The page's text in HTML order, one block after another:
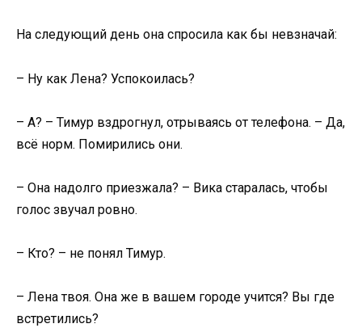
На следующий день она спросила как бы невзначай:
– Ну как Лена? Успокоилась?
– А? – Тимур вздрогнул, отрываясь от телефона. – Да,
всё норм. Помирились они.
– Она надолго приезжала? – Вика старалась, чтобы
голос звучал ровно.
– Кто? – не понял Тимур.
– Лена твоя. Она же в вашем городе учится? Вы где
встретились?